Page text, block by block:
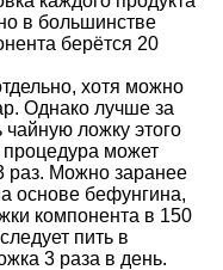
в большинстве
берётся 20
хотя можно
Однако лучше за
ложку этого
процедура может
раз. Можно заранее
основе бефунгина,
компонента в 150
пить в
3 раза в день.